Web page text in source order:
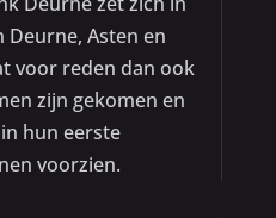
Asten en
voor reden dan ook
zijn gekomen en
hun eerste
voorzien.